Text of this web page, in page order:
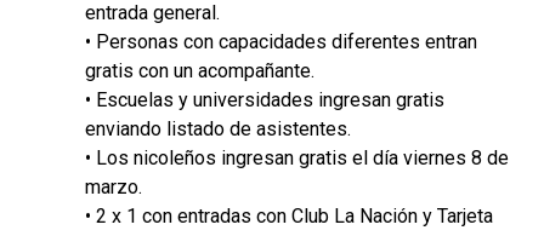
entrada general.
• Personas con capacidades diferentes entran
gratis con un acompañante.
• Escuelas y universidades ingresan gratis
enviando listado de asistentes.
• Los nicoleños ingresan gratis el día viernes 8 de
marzo.
• 2 x 1 con entradas con Club La Nación y Tarjeta